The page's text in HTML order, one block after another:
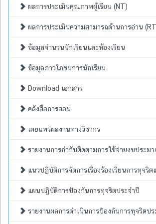
ผลการประเมินคุณภาพผู้เรียน (NT)
ผลการประเมินความสามารถด้านการอ่าน
ข้อมูลจำนวนนักเรียนและห้องเรียน
ข้อมูลภาวโภชนการนักเรียน
Download เอกสาร
คลังสื่อการสอน
เผยแพร่ผลงานทางวิชากร
รายงานการกำกับติดตามการใช้จ่ายงบประม
แนวปฏิบัติการจัดการเรื่องร้องเรียนการทุจริ
แผนปฏิบัติการป้องกันการทุจริตประจำปี
รายงานผลการดำเนินการป้องกันการทุจริตปร